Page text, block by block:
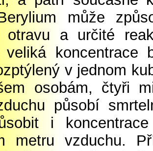
může
otravu a určité
veliká koncentrace
v jednom
osobám, čtyři
působí
i
metru vzduchu.